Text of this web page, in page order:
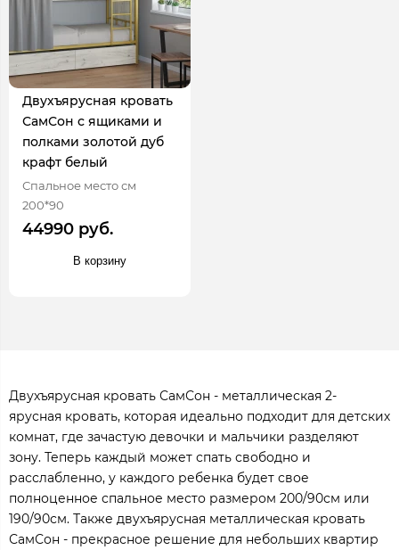
Двухъярусная кровать
СамСон с ящиками и
полками золотой дуб
крафт белый
Спальное место см
200*90
44990 руб.
В корзину
Двухъярусная кровать СамСон - металлическая 2-
ярусная кровать, которая идеально подходит для детских
комнат, где зачастую девочки и мальчики разделяют
зону. Теперь каждый может спать свободно и
расслабленно, у каждого ребенка будет свое
полноценное спальное место размером 200/90см или
190/90см. Также двухъярусная металлическая кровать
СамСон - прекрасное решение для небольших квартир